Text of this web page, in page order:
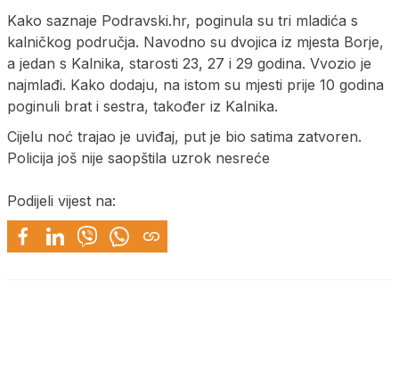
Kako saznaje Podravski.hr, poginula su tri mladića s
kalničkog područja. Navodno su dvojica iz mjesta Borje,
a jedan s Kalnika, starosti 23, 27 i 29 godina. Vvozio je
najmlađi. Kako dodaju, na istom su mjesti prije 10 godina
poginuli brat i sestra, također iz Kalnika.
Cijelu noć trajao je uviđaj, put je bio satima zatvoren.
Policija još nije saopštila uzrok nesreće
Podijeli vijest na: